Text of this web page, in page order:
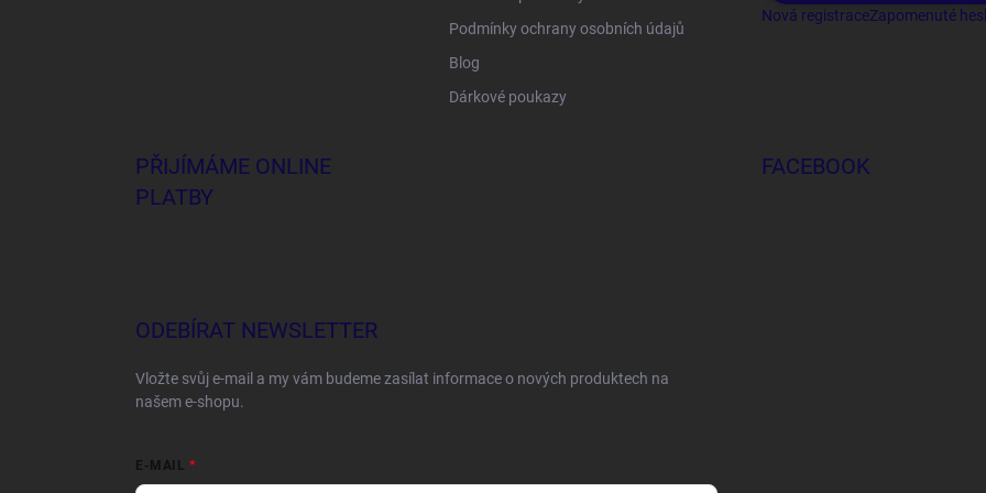
Podmínky ochrany osobních údajů
Blog
Dárkové poukazy
Nová registraceZapomenuté
PŘIJÍMÁME ONLINE
PLATBY
FACEBOOK
ODEBÍRAT NEWSLETTER
Vložte svůj e-mail a my vám budeme zasílat informace o nových produktech na
našem e-shopu.
E-MAIL